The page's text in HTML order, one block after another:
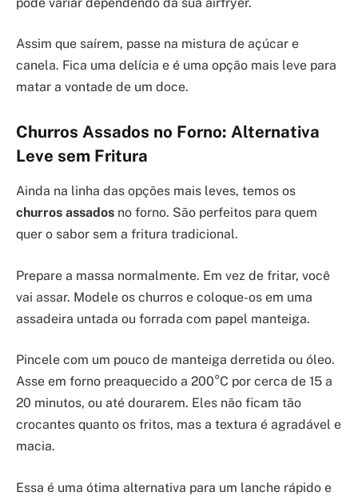
Assim que saírem, passe na mistura de açúcar e
canela. Fica uma delícia e é uma opção mais leve para
matar a vontade de um doce.
Churros Assados no Forno: Alternativa
Leve sem Fritura
Ainda na linha das opções mais leves, temos os
churros assados no forno. São perfeitos para quem
quer o sabor sem a fritura tradicional.
Prepare a massa normalmente. Em vez de fritar, você
vai assar. Modele os churros e coloque-os em uma
assadeira untada ou forrada com papel manteiga.
Pincele com um pouco de manteiga derretida ou óleo.
Asse em forno preaquecido a 200°C por cerca de 15 a
20 minutos, ou até dourarem. Eles não ficam tão
crocantes quanto os fritos, mas a textura é agradável e
macia.
Essa é uma ótima alternativa para um lanche rápido e